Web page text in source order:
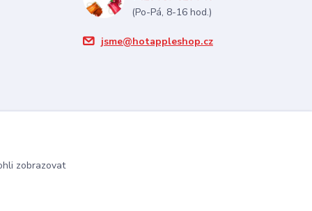
(Po-Pá, 8-16 hod.)
jsme@hotappleshop.cz
zobrazovat